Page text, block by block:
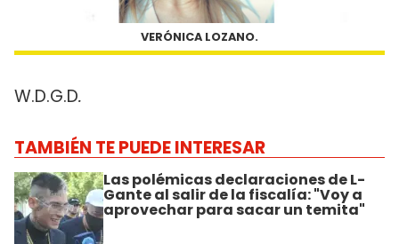
VERÓNICA LOZANO.
W.D.G.D.
TAMBIÉN TE PUEDE INTERESAR
Las polémicas declaraciones de L-
Gante al salir de la fiscalía: "Voy a
aprovechar para sacar un temita"